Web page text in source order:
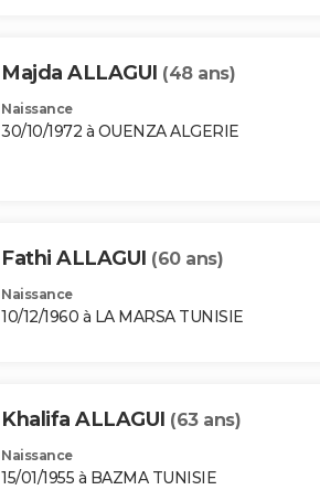
Majda ALLAGUI (48 ans)
Naissance
30/10/1972 à OUENZA ALGERIE
Fathi ALLAGUI (60 ans)
Naissance
10/12/1960 à LA MARSA TUNISIE
Khalifa ALLAGUI (63 ans)
Naissance
15/01/1955 à BAZMA TUNISIE